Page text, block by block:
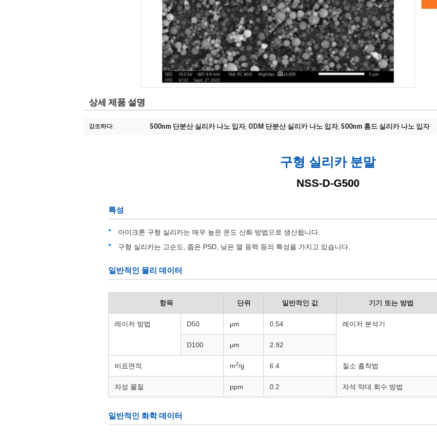
상세 제품 설명
강조하다: 500nm 단분산 실리카 나노 입자, ODM 단분산 실리카 나노 입자, 500nm 흄드 실리카 나노 입자
구형 실리카 분말
NSS-D-G500
특성
아미크론 구형 실리카는 매우 높은 온도 산화 방법으로 생산됩니다.
구형 실리카는 고순도, 좁은 PSD, 낮은 열 응력 등의 특성을 가지고 있습니다.
일반적인 물리 데이터
항목 단위 일반적인 값 기기 또는 방법
레이저 방법 D50 μm 0.54 레이저 분석기
D100 μm 2.92
비표면적 m2/g 6.4 질소 흡착법
자성 물질 ppm 0.2 자석 막대 회수 방법
일반적인 화학 데이터